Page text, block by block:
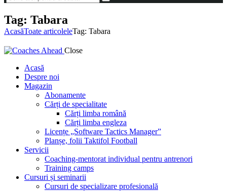
Tag: Tabara
AcasăToate articoleleTag: Tabara
Close
Acasă
Despre noi
Magazin
Abonamente
Cărți de specialitate
Cărți limba română
Cărți limba engleza
Licențe „Software Tactics Manager”
Planșe, folii Taktifol Football
Servicii
Coaching-mentorat individual pentru antrenori
Training camps
Cursuri și seminarii
Cursuri de specializare profesională